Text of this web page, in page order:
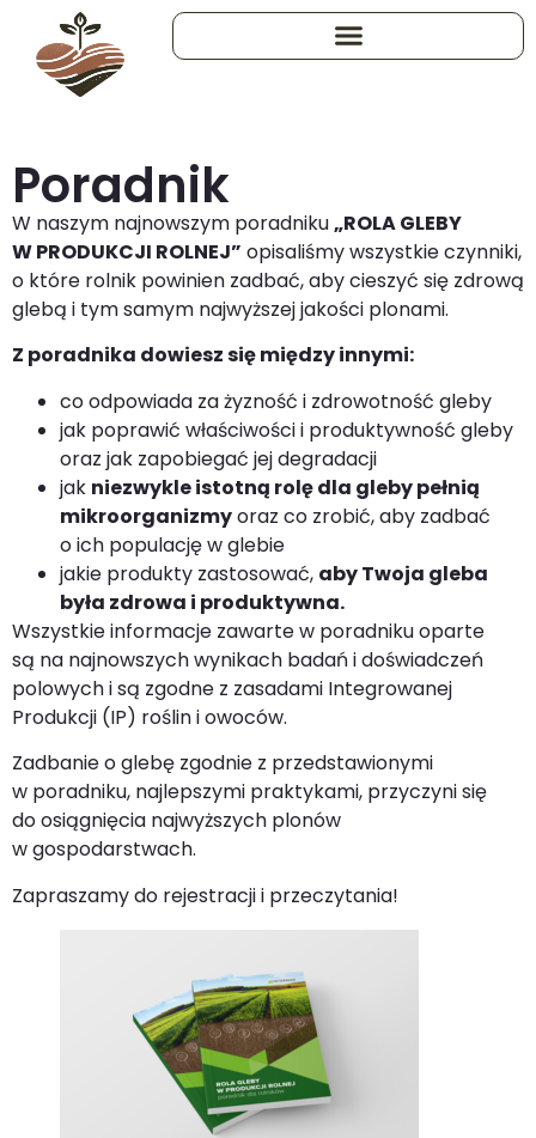
Poradnik
W naszym najnowszym poradniku„ROLA GLEBY
W PRODUKCJI ROLNEJ” opisaliśmy wszystkie czynniki,
o które rolnik powinien zadbać, aby cieszyć się zdrową
glebą i tym samym najwyższej jakości plonami.
Z poradnika dowiesz się między innymi:
co odpowiada za żyzność i zdrowotność gleby
jak poprawić właściwości i produktywność gleby
oraz jak zapobiegać jej degradacji
jak niezwykle istotną rolę dla gleby pełnią
mikroorganizmyoraz co zrobić, aby zadbać
o ich populację w glebie
jakie produkty zastosować, aby Twoja gleba
była zdrowa i produktywna.
Wszystkie informacje zawarte w poradniku oparte
są na najnowszych wynikach badań i doświadczeń
polowych i są zgodne z zasadami Integrowanej
Produkcji (IP) roślin i owoców.
Zadbanie o glebę zgodnie z przedstawionymi
w poradniku, najlepszymi praktykami, przyczyni się
do osiągnięcia najwyższych plonów
w gospodarstwach.
Zapraszamy do rejestracji i przeczytania!